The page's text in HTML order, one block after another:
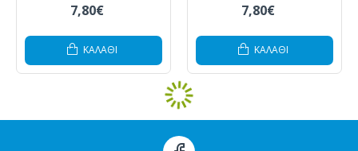
7,80€
ΚΑΛΆΘΙ
7,80€
ΚΑΛΆΘΙ